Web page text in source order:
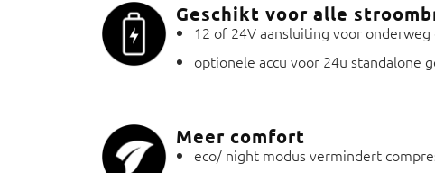
Geschikt voor alle
12 of 24V aansluiting voor
optionele accu voor 24u standalone
Meer comfort
eco/ night modus vermindert